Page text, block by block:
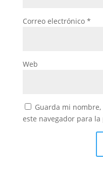
Correo electrónico *
Web
Guarda mi
este navegador para